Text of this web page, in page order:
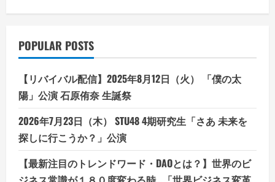
POPULAR POSTS
【リバイバル配信】2025年8月12日（火） 「僕の太
陽」公演 石原侑奈 生誕祭
2026年7月23日（木） STU48 4期研究生「さあ 未来を
探しに行こうか？」公演
【最新注目のトレンドワード・DAOとは？】世界のビ